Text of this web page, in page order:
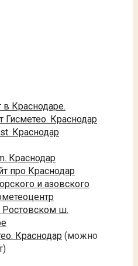
Краснодаре.
Гисметео. Краснодар
Краснодар
Краснодар
про Краснодар
и азовского
Ростовском ш.
Краснодар (можно